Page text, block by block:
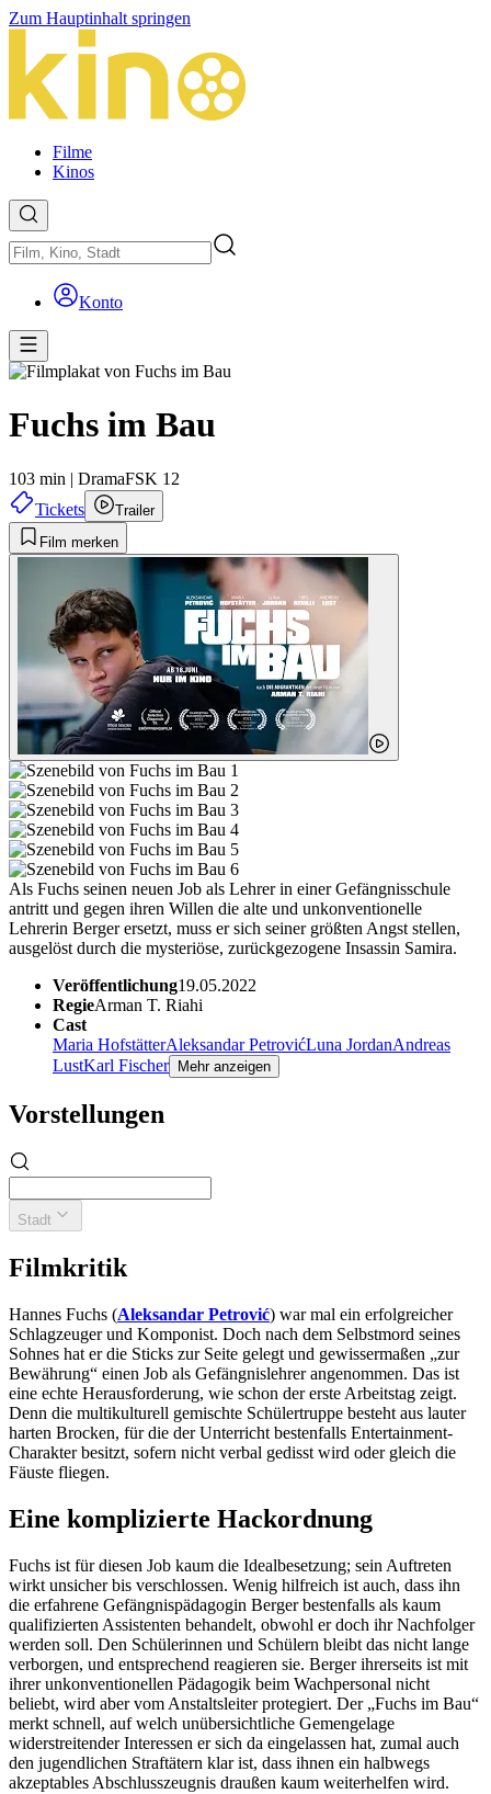
Zum Hauptinhalt springen
Filme
Kinos
Konto
Fuchs im Bau
103 min | DramaFSK 12
Tickets
Trailer
Film merken
Als Fuchs seinen neuen Job als Lehrer in einer Gefängnisschule
antritt und gegen ihren Willen die alte und unkonventionelle
Lehrerin Berger ersetzt, muss er sich seiner größten Angst stellen,
ausgelöst durch die mysteriöse, zurückgezogene Insassin Samira.
Veröffentlichung19.05.2022
RegieArman T. Riahi
Cast
Maria HofstätterAleksandar PetrovićLuna JordanAndreas
LustKarl Fischer Mehr anzeigen
Vorstellungen
Stadt
Filmkritik
Hannes Fuchs (Aleksandar Petrović) war mal ein erfolgreicher
Schlagzeuger und Komponist. Doch nach dem Selbstmord seines
Sohnes hat er die Sticks zur Seite gelegt und gewissermaßen „zur
Bewährung“ einen Job als Gefängnislehrer angenommen. Das ist
eine echte Herausforderung, wie schon der erste Arbeitstag zeigt.
Denn die multikulturell gemischte Schülertruppe besteht aus lauter
harten Brocken, für die der Unterricht bestenfalls Entertainment-
Charakter besitzt, sofern nicht verbal gedisst wird oder gleich die
Fäuste fliegen.
Eine komplizierte Hackordnung
Fuchs ist für diesen Job kaum die Idealbesetzung; sein Auftreten
wirkt unsicher bis verschlossen. Wenig hilfreich ist auch, dass ihn
die erfahrene Gefängnispädagogin Berger bestenfalls als kaum
qualifizierten Assistenten behandelt, obwohl er doch ihr Nachfolger
werden soll. Den Schülerinnen und Schülern bleibt das nicht lange
verborgen, und entsprechend reagieren sie. Berger ihrerseits ist mit
ihrer unkonventionellen Pädagogik beim Wachpersonal nicht
beliebt, wird aber vom Anstaltsleiter protegiert. Der „Fuchs im Bau“
merkt schnell, auf welch unübersichtliche Gemengelage
widerstreitender Interessen er sich da eingelassen hat, zumal auch
den jugendlichen Straftätern klar ist, dass ihnen ein halbwegs
akzeptables Abschlusszeugnis draußen kaum weiterhelfen wird.